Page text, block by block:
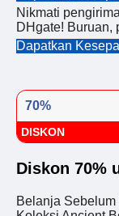
Nikmati
DHgate! Buruan,
Dapatkan
70%
DISKON
Diskon 70%
Belanja